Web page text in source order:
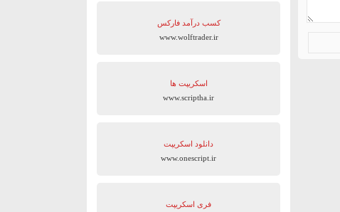
کسب درآمد فارکس
www.wolftrader.ir
اسکریپت ها
www.scriptha.ir
دانلود اسکریپت
www.onescript.ir
فری اسکریپت